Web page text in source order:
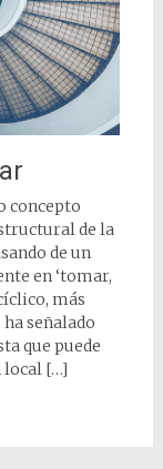
concepto
de la
de un
en ‘tomar,
más
señalado
que puede
local […]